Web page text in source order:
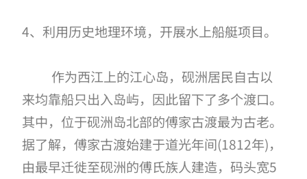
4、利用历史地理环境，开展水上船艇项目。
作为西江上的江心岛，砚洲居民自古以
来均靠船只出入岛屿，因此留下了多个渡口。
其中，位于砚洲岛北部的傅家古渡最为古老。
据了解，傅家古渡始建于道光年间(1812年)，
由最早迁徙至砚洲的傅氏族人建造，码头宽5